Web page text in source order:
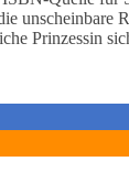
unscheinbare
Prinzessin